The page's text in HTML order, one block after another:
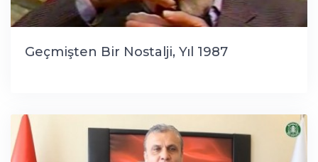
Geçmişten Bir Nostalji, Yıl 1987